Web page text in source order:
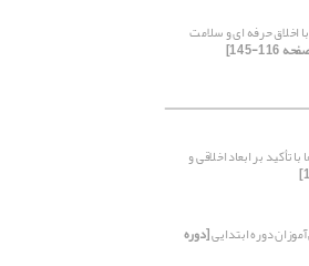
اخلاق حرفه ای و سلامت
بر ابعاد اخلاقی و
دوره ابتدایی[دوره